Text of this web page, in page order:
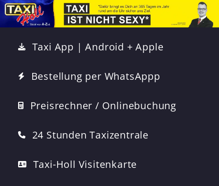
Taxi App | Android + Apple
Bestellung per WhatsAppp
Preisrechner / Onlinebuchung
24 Stunden Taxizentrale
Taxi-Holl Visitenkarte